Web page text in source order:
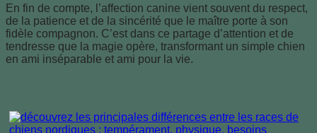
En fin de compte, l’affection canine vient souvent du respect,
de la patience et de la sincérité que le maître porte à son
fidèle compagnon. C’est dans ce partage d’attention et de
tendresse que la magie opère, transformant un simple chien
en ami inséparable et ami pour la vie.